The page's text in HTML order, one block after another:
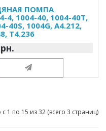
ПОМПА
4, 1004-40, 1004-40T,
40S, 1004G, A4.212,
T4.236
1 по 15 из 32 (всего 3 страниц)